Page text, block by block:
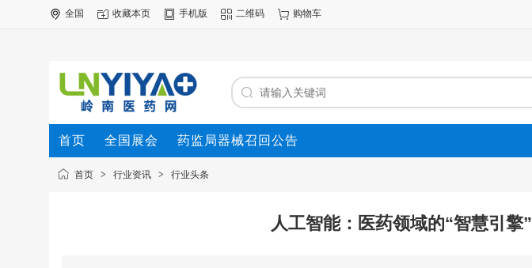
全国 收藏本页 手机版 二维码 购物车
首页 全国展会 药监局器械召回公告
首页 > 行业资讯 > 行业头条
人工智能：医药领域的“智慧引擎”